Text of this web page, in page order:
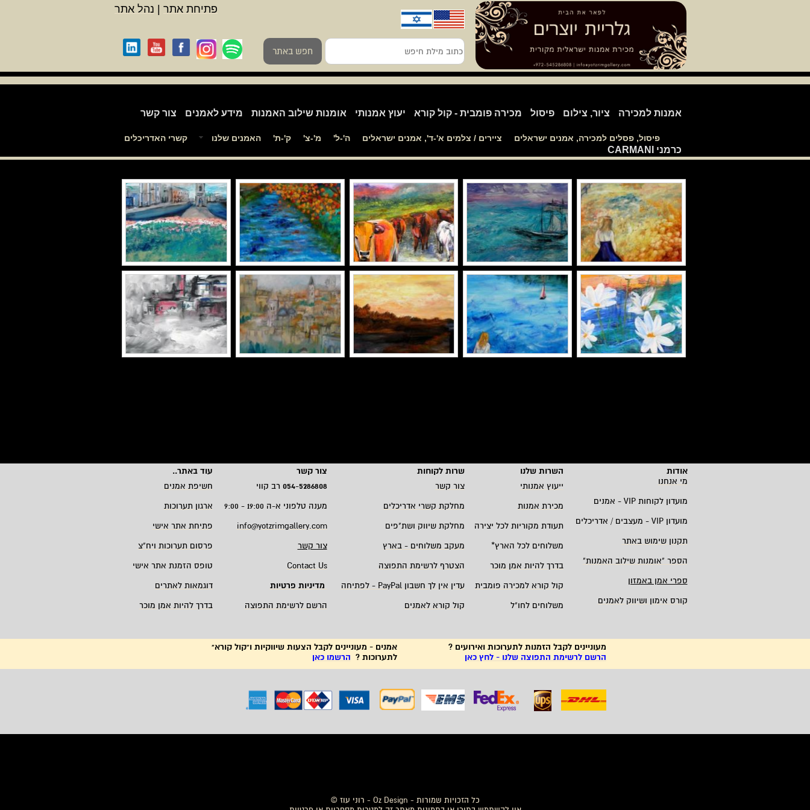
פיסול, פסלים למכירה, אמנים ישראלים ציירים / צלמים א'-ד', אמנים ישראלים ה'-ל' מ'-צ' ק'-ת' האמנים שלנו קשרי האדריכלים
אמנות למכירה ציור, צילום פיסול מכירה פומבית - קול קורא יעוץ אמנותי אומנות שילוב האמנות מידע לאמנים צור קשר
כרמני CARMANI
פתיחת אתר נהל אתר
כתוב
מילת
חיפש
חפש באתר
כל הזכויות שמורות - Oz Design - רוני עוז ©
אודות השרות שלנו שרות לקוחות צור קשר עוד באתר..
מי אנחנו
ייעוץ אמנותי צור קשר 054-5286808 רב קווי
חשיפת אמנים
מועדון לקוחות VIP - אמנים מכירת אמנות מחלקת קשרי אדריכלים מענה טלפוני א-ה 19:00 - 9:00
ארגון תערוכות
מועדון VIP - מעצבים / אדריכלים תעודת מקוריות לכל יצירה מחלקת שיווק ושת"פים info@yotzrimgallery.com
פתיחת אתר אישי
תקנון שימוש באתר
משלוחים לכל הארץ* מעקב משלוחים - בארץ צור קשר
פרסום תערוכות ויח"צ
הספר "אומנות שילוב האמנות" בדרך להיות אמן מוכר הצטרף לרשימת התפוצה Contact Us
טופס הזמנת אתר אישי
ספרי אמן באמזון
קול קורא למכירה פומבית עדין אין לך חשבון PayPal - לפתיחה מדיניות פרטיות
דוגמאות לאתרים
קורס אימון ושיווק לאמנים
משלוחים לחו"ל קול קורא לאמנים הרשם לרשימת התפוצה בדרך להיות אמן מוכר
מעוניינים לקבל הזמנות לתערוכות ואירועים ?
הרשם לרשימת התפוצה שלנו - לחץ כאן
אמנים - מעוניינים לקבל הצעות שיווקיות ו"קול קורא"
לתערוכות ? הרשמו כאן